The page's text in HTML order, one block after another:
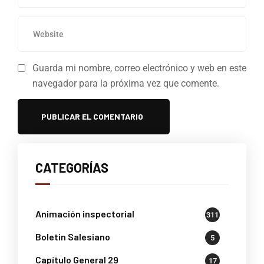
Guarda mi nombre, correo electrónico y web en este
navegador para la próxima vez que comente.
CATEGORÍAS
Animación inspectorial 311
Boletin Salesiano 5
Capítulo General 29 17